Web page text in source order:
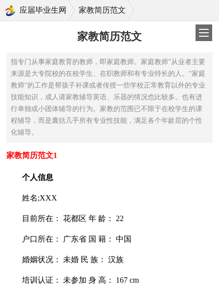
应届毕业生网 家教简历范文
家教简历范文
指专门从事家庭教育的教师，即家庭教师。家庭教师”从业者主要
来源是大专院校的在校学生、在职教师和有专业特长的人。“家庭
教师”的工作是帮孩子补课或者传授一些学校正常教育以外的专业
技能知识，成人请家教辅导英语、乐器的情况也比较多。也有进
行单独或小团体辅导的行为。家教的范围已不限于在校学生的课
程辅导，而是囊括几乎所有专业性技能，满足各个年龄层的个性
化辅导。
家教简历范文1
个人信息
姓名;XXX
目前所在： 花都区 年 龄： 22
户口所在： 广东省 国 籍： 中国
婚姻状况： 未婚 民 族： 汉族
培训认证： 未参加 身 高： 167 cm